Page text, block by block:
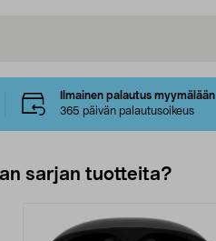
Ilmainen palautus myymälään
365 päivän palautusoikeus
sarjan tuotteita?